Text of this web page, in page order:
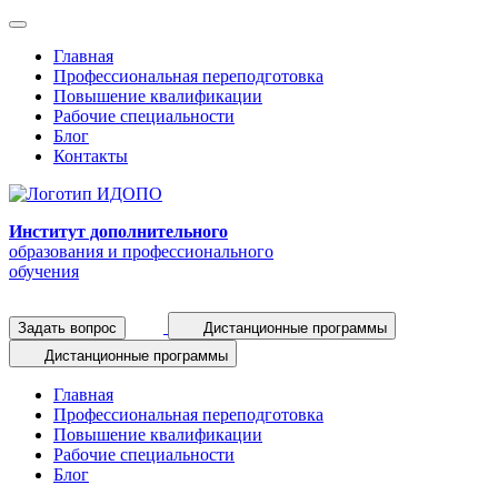
Главная
Профессиональная переподготовка
Повышение квалификации
Рабочие специальности
Блог
Контакты
Институт дополнительного
образования и профессионального
обучения
Задать вопрос
Дистанционные программы
Дистанционные программы
Главная
Профессиональная переподготовка
Повышение квалификации
Рабочие специальности
Блог